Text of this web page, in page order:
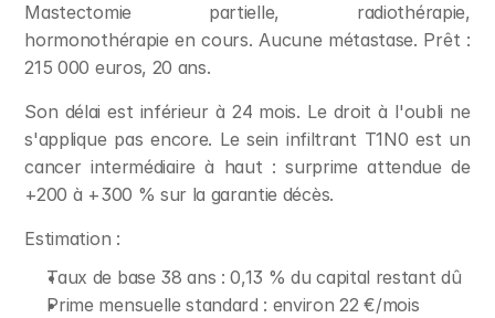
Mastectomie partielle, radiothérapie,
hormonothérapie en cours. Aucune métastase. Prêt :
215 000 euros, 20 ans.
Son délai est inférieur à 24 mois. Le droit à l'oubli ne
s'applique pas encore. Le sein infiltrant T1N0 est un
cancer intermédiaire à haut : surprime attendue de
+200 à +300 % sur la garantie décès.
Estimation :
Taux de base 38 ans : 0,13 % du capital restant dû
Prime mensuelle standard : environ 22 €/mois